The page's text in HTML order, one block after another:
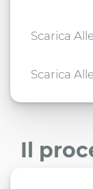
Scarica
Scarica
Il